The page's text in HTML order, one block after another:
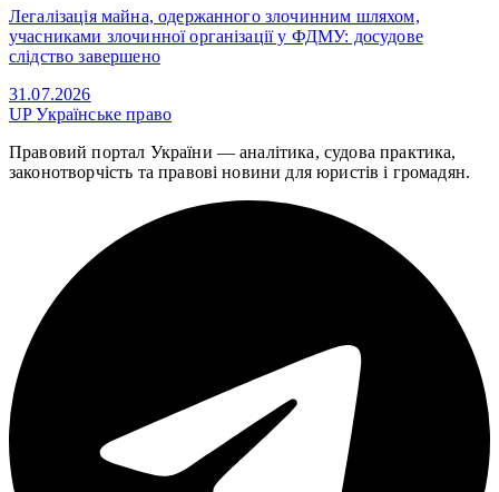
Легалізація майна, одержанного злочинним шляхом,
учасниками злочинної організації у ФДМУ: досудове
слідство завершено
31.07.2026
UPУкраїнське право
Правовий портал України — аналітика, судова практика,
законотворчість та правові новини для юристів і громадян.